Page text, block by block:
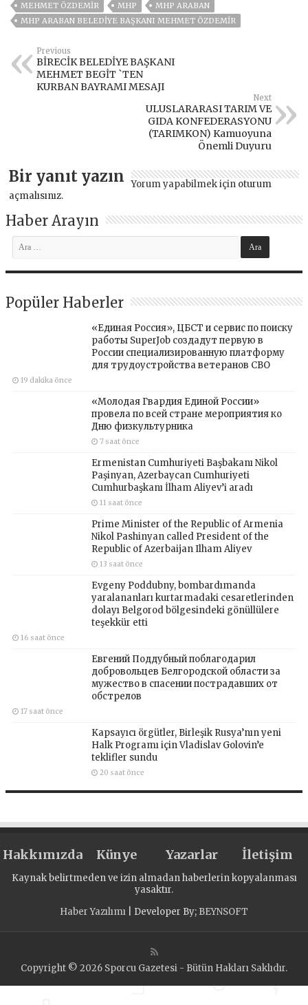
MEHMET ÖZDEMİR
MHP
MHP ARABAN
MHP ARABAN BELEDIYE BAŞKANI MEHMET ÖZDEMIR
Previous
BİRECİK BELEDİYE BAŞKANI
MEHMET BEGİT `TEN
KURBAN BAYRAMI MESAJI
Next
ULUSLARARASI TARIM VE
GIDA KONFEDERASYONU
(TARIMKON) Kamuoyuna
Önemli Duyuru
Bir yanıt yazın Yorum yapabilmek için oturum
açmalısınız.
Haber Arayın
Popüler Haberler
«Единая Россия», ЦБСТ и сервис по поиску
работы SuperJob создадут первую в
России специализированную платформу
для трудоустройства ветеранов СВО
19 dakika önce
«Молодая Гвардия Единой России»
провела по всей стране мероприятия ко
Дню физкультурника
7 saat önce
Ermenistan Cumhuriyeti Başbakanı Nikol
Paşinyan, Azerbaycan Cumhuriyeti
Cumhurbaşkanı İlham Aliyev’i aradı
11 saat önce
Prime Minister of the Republic of Armenia
Nikol Pashinyan called President of the
Republic of Azerbaijan Ilham Aliyev
13 saat önce
Evgeny Poddubny, bombardımanda
yaralananları kurtarmadaki cesaretlerinden
dolayı Belgorod bölgesindeki gönüllülere
teşekkür etti
16 saat önce
Евгений Поддубный поблагодарил
добровольцев Белгородской области за
мужество в спасении пострадавших от
обстрелов
17 saat önce
Kapsayıcı örgütler, Birleşik Rusya’nın yeni
Halk Programı için Vladislav Golovin’e
teklifler sundu
20 saat önce
Hakkımızda Künye Yazarlar İletişim
Kaynak belirtmeden ve izin almadan haberlerin kopyalanması
yasaktır.
Haber Yazılımı | Developer By; BEYNSOFT
Copyright © 2026 Sporcu Gazetesi - Bütün Hakları Saklıdır.